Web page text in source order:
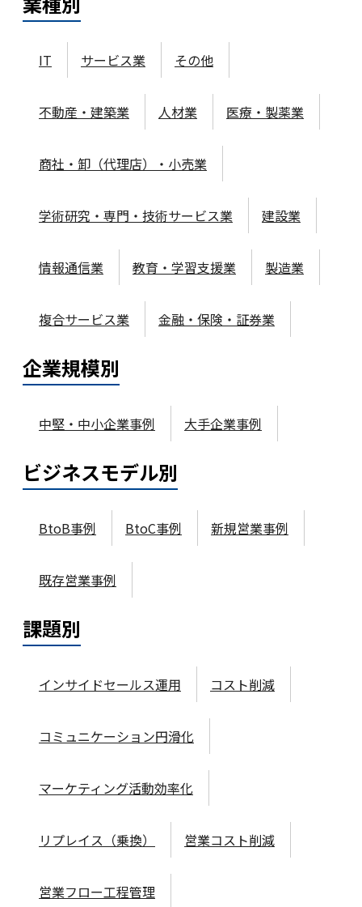
IT サービス業 その他
不動産・建築業 人材業 医療・製薬業
商社・卸（代理店）・小売業
学術研究・専門・技術サービス業 建設業
情報通信業 教育・学習支援業 製造業
複合サービス業 金融・保険・証券業
企業規模別
中堅・中小企業事例 大手企業事例
ビジネスモデル別
BtoB事例 BtoC事例 新規営業事例
既存営業事例
課題別
インサイドセールス運用 コスト削減
コミュニケーション円滑化
マーケティング活動効率化
リプレイス（乗換） 営業コスト削減
営業フロー工程管理